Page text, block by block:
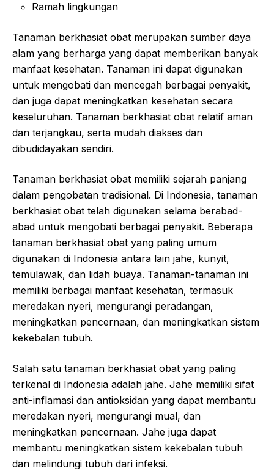
Ramah lingkungan
Tanaman berkhasiat obat merupakan sumber daya
alam yang berharga yang dapat memberikan banyak
manfaat kesehatan. Tanaman ini dapat digunakan
untuk mengobati dan mencegah berbagai penyakit,
dan juga dapat meningkatkan kesehatan secara
keseluruhan. Tanaman berkhasiat obat relatif aman
dan terjangkau, serta mudah diakses dan
dibudidayakan sendiri.
Tanaman berkhasiat obat memiliki sejarah panjang
dalam pengobatan tradisional. Di Indonesia, tanaman
berkhasiat obat telah digunakan selama berabad-
abad untuk mengobati berbagai penyakit. Beberapa
tanaman berkhasiat obat yang paling umum
digunakan di Indonesia antara lain jahe, kunyit,
temulawak, dan lidah buaya. Tanaman-tanaman ini
memiliki berbagai manfaat kesehatan, termasuk
meredakan nyeri, mengurangi peradangan,
meningkatkan pencernaan, dan meningkatkan sistem
kekebalan tubuh.
Salah satu tanaman berkhasiat obat yang paling
terkenal di Indonesia adalah jahe. Jahe memiliki sifat
anti-inflamasi dan antioksidan yang dapat membantu
meredakan nyeri, mengurangi mual, dan
meningkatkan pencernaan. Jahe juga dapat
membantu meningkatkan sistem kekebalan tubuh
dan melindungi tubuh dari infeksi.